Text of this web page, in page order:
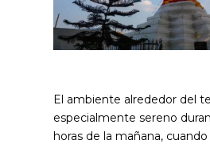
El ambiente alrededor del
especialmente sereno
horas de la mañana,